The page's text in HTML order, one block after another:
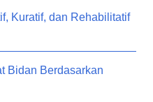
Kuratif, dan Rehabilitatif
Bidan Berdasarkan